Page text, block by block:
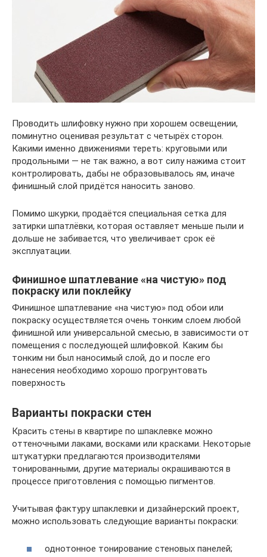
Проводить шлифовку нужно при хорошем освещении,
поминутно оценивая результат с четырёх сторон.
Какими именно движениями тереть: круговыми или
продольными — не так важно, а вот силу нажима стоит
контролировать, дабы не образовывалось ям, иначе
финишный слой придётся наносить заново.
Помимо шкурки, продаётся специальная сетка для
затирки шпатлёвки, которая оставляет меньше пыли и
дольше не забивается, что увеличивает срок её
эксплуатации.
Финишное шпатлевание «на чистую» под
покраску или поклейку
Финишное шпатлевание «на чистую» под обои или
покраску осуществляется очень тонким слоем любой
финишной или универсальной смесью, в зависимости от
помещения с последующей шлифовкой. Каким бы
тонким ни был наносимый слой, до и после его
нанесения необходимо хорошо прогрунтовать
поверхность
Варианты покраски стен
Красить стены в квартире по шпаклевке можно
оттеночными лаками, восками или красками. Некоторые
штукатурки предлагаются производителями
тонированными, другие материалы окрашиваются в
процессе приготовления с помощью пигментов.
Учитывая фактуру шпаклевки и дизайнерский проект,
можно использовать следующие варианты покраски:
однотонное тонирование стеновых панелей;